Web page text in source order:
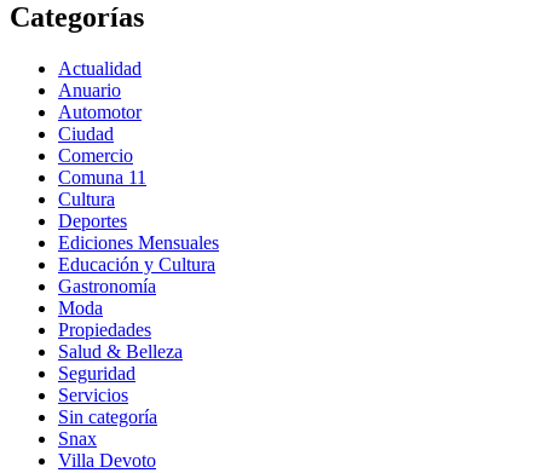
Categorías
Actualidad
Anuario
Automotor
Ciudad
Comercio
Comuna 11
Cultura
Deportes
Ediciones Mensuales
Educación y Cultura
Gastronomía
Moda
Propiedades
Salud & Belleza
Seguridad
Servicios
Sin categoría
Snax
Villa Devoto